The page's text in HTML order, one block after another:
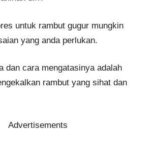
untuk rambut gugur mungkin
yang anda perlukan.
dan cara mengatasinya adalah
rambut yang sihat dan
Advertisements